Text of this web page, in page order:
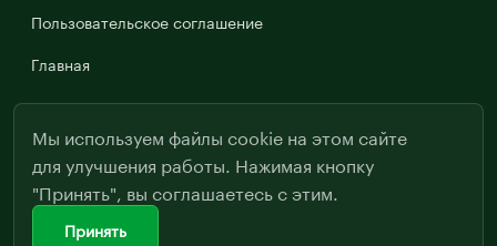
Пользовательское соглашение
Главная
Мы используем файлы cookie на этом сайте
для улучшения работы. Нажимая кнопку
"Принять", вы соглашаетесь с этим.
Принять